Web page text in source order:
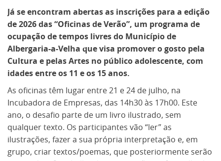
Já se encontram abertas as inscrições para a edição
de 2026 das “Oficinas de Verão”, um programa de
ocupação de tempos livres do Município de
Albergaria-a-Velha que visa promover o gosto pela
Cultura e pelas Artes no público adolescente, com
idades entre os 11 e os 15 anos.
As oficinas têm lugar entre 21 e 24 de julho, na
Incubadora de Empresas, das 14h30 às 17h00. Este
ano, o desafio parte de um livro ilustrado, sem
qualquer texto. Os participantes vão “ler” as
ilustrações, fazer a sua própria interpretação e, em
grupo, criar textos/poemas, que posteriormente serão